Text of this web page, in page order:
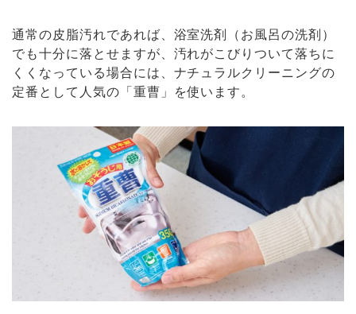
通常の皮脂汚れであれば、浴室洗剤（お風呂の洗剤）
でも十分に落とせますが、汚れがこびりついて落ちに
くくなっている場合には、ナチュラルクリーニングの
定番として人気の「重曹」を使います。